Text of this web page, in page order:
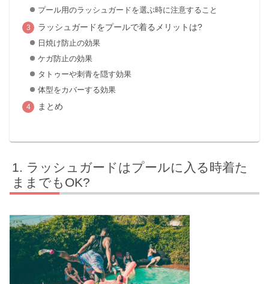
プール用のラッシュガードを選ぶ時に注意すること
ラッシュガードをプールで着るメリットは?
日焼け防止の効果
ケガ防止の効果
タトゥーや刺青を隠す効果
体型をカバーする効果
まとめ
ラッシュガードはプールに入る時着た
ままでもOK?